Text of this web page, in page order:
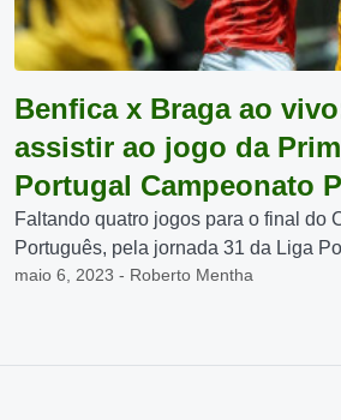
Benfica x Braga ao
assistir ao jogo da
Portugal Campeonato
Faltando quatro jogos para o final do
Português, pela jornada 31 da Liga
maio 6, 2023 - Roberto Mentha